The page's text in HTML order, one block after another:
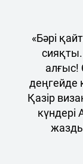
«Бәрі
алғыс!
деңгейде
Қазір
күндері